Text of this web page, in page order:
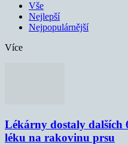
Vše
Nejlepší
Nejpopulárnější
Více
Lékárny dostaly dalších
léku na rakovinu prsu